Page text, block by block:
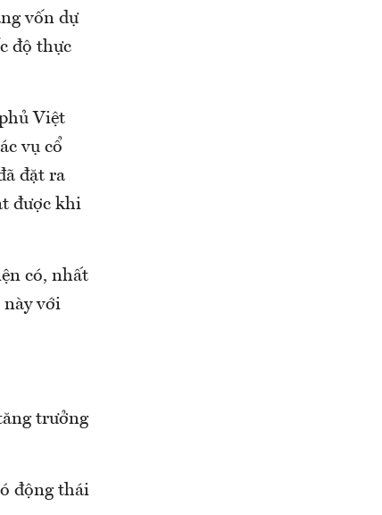
vốn dự
độ thực
Việt
vụ cổ
đặt ra
được khi
có, nhất
này với
trưởng
động thái